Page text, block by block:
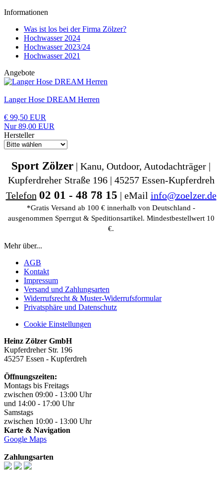
Informationen
Was ist los bei der Firma Zölzer?
Hochwasser 2024
Hochwasser 2023/24
Hochwasser 2021
Angebote
Langer Hose DREAM Herren
€ 99,50 EUR
Nur 89,00 EUR
Hersteller
Sport Zölzer | Kanu, Outdoor, Autodachträger |
Kupferdreher Straße 196 | 45257 Essen-Kupferdreh
Telefon 02 01 - 48 78 15 | eMail info@zoelzer.de
*Gratis Versand ab 100 € innerhalb von Deutschland -
ausgenommen Sperrgut & Speditionsartikel. Mindestbestellwert 10
€.
Mehr über...
AGB
Kontakt
Impressum
Versand und Zahlungsarten
Widerrufsrecht & Muster-Widerrufsformular
Privatsphäre und Datenschutz
Cookie Einstellungen
Heinz Zölzer GmbH
Kupferdreher Str. 196
45257 Essen - Kupferdreh
Öffnungszeiten:
Montags bis Freitags
zwischen 09:00 - 13:00 Uhr
und 14:00 - 17:00 Uhr
Samstags
zwischen 10:00 - 13:00 Uhr
Karte & Navigation
Google Maps
Zahlungsarten